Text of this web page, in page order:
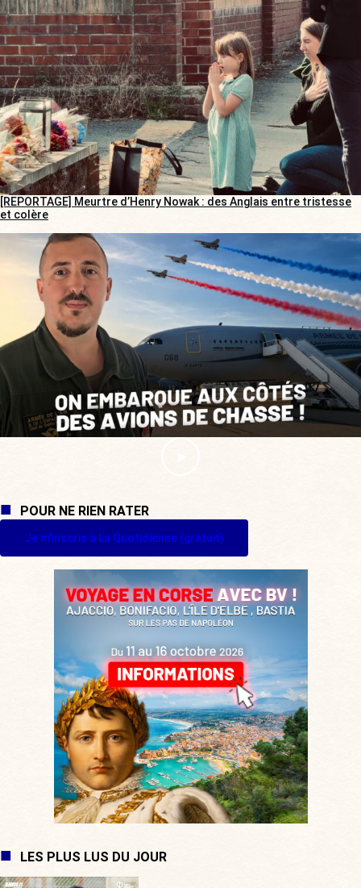
[REPORTAGE] Meurtre d’Henry Nowak : des Anglais entre tristesse
et colère
POUR NE RIEN RATER
Je m'inscris à La Quotidienne (gratuit)
LES PLUS LUS DU JOUR